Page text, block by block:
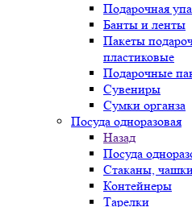
Подарочная
Банты и ленты
Пакеты
пластиковые
Подарочные
Сувениры
Сумки органза
Посуда одноразовая
Назад
Посуда
Стаканы,
Контейнеры
Тарелки